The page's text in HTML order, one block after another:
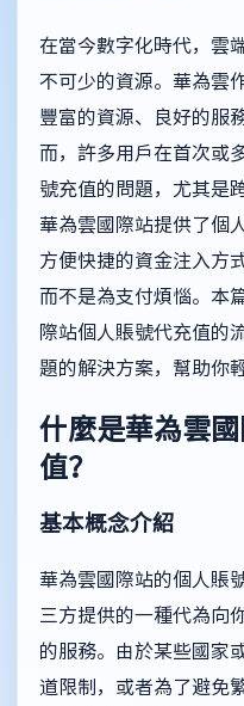
在當今數字化時代，雲
不可少的資源。華為雲
豐富的資源、良好的服
而，許多用戶在首次或
號充值的問題，尤其是
華為雲國際站提供了個
方便快捷的資金注入方
而不是為支付煩惱。本
際站個人賬號代充值的
題的解決方案，幫助你
什麼是華為雲
值？
基本概念介紹
華為雲國際站的個人賬
三方提供的一種代為向
的服務。由於某些國家
道限制，或者為了避免